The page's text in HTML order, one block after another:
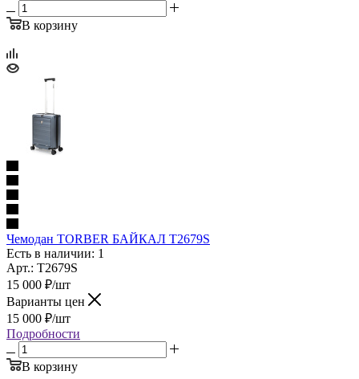
В корзину
Чемодан TORBER БАЙКАЛ T2679S
Есть в наличии: 1
Арт.: T2679S
15 000 ₽/шт
Варианты цен
15 000 ₽/шт
Подробности
В корзину